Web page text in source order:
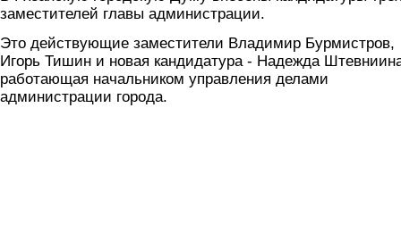
заместителей главы администрации.
Это действующие заместители Владимир Бурмистров,
Игорь Тишин и новая кандидатура - Надежда
работающая начальником управления делами
администрации города.